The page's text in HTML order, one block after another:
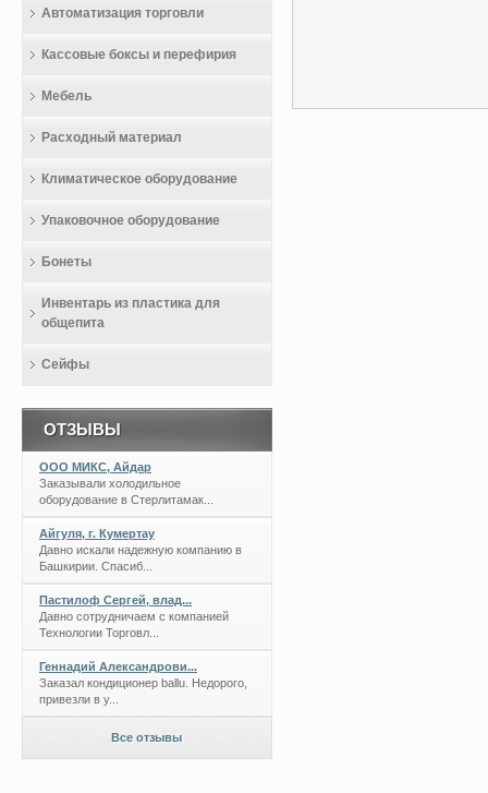
Автоматизация торговли
Кассовые боксы и перефирия
Мебель
Расходный материал
Климатическое оборудование
Упаковочное оборудование
Бонеты
Инвентарь из пластика для
общепита
Сейфы
ОТЗЫВЫ
ООО МИКС, Айдар
Заказывали холодильное
оборудование в Стерлитамак...
Айгуля, г. Кумертау
Давно искали надежную компанию в
Башкирии. Спасиб...
Пастилоф Сергей, влад...
Давно сотрудничаем с компанией
Технологии Торговл...
Геннадий Александрови...
Заказал кондиционер ballu. Недорого,
привезли в у...
Все отзывы